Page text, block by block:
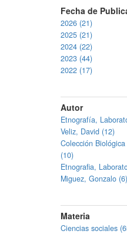
Fecha de
2026 (21)
2025 (21)
2024 (22)
2023 (44)
2022 (17)
Autor
Etnografía,
Veliz, David (12)
Colección
(10)
Etnografia,
Miguez, Gonzalo (6)
Materia
Ciencias sociales